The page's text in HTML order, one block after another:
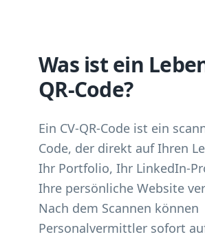
Was ist ein
QR-Code?
Ein CV-QR-Code ist ein
Code, der direkt auf Ihren
Ihr Portfolio, Ihr LinkedIn-
Ihre persönliche Website
Nach dem Scannen können
Personalvermittler sofort